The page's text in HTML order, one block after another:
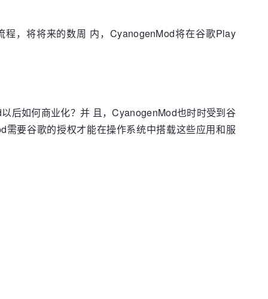
，将将来的数周 内，CyanogenMod将在谷歌Play
后如何商业化？并 且，CyanogenMod也时时受到谷
要谷歌的授权才能在操作系统中搭载这些应用和服